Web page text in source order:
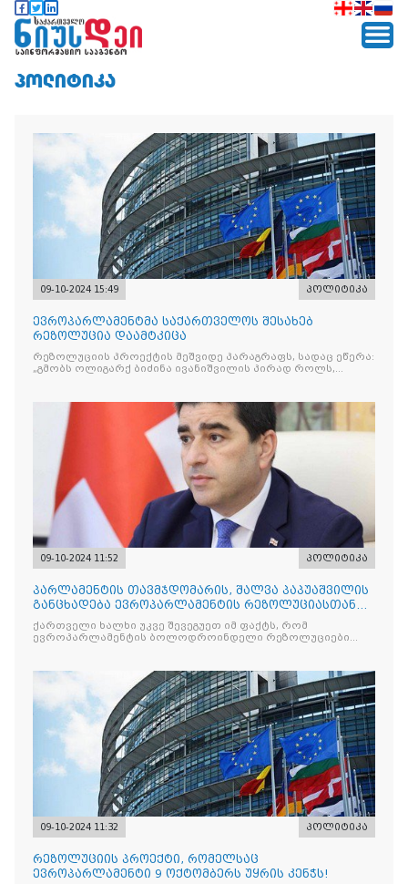
ᲞᲝᲚᲘᲢᲘᲙᲐ
09-10-2024 15:49 პოლიტიკა
ევროპარლამენტმა საქართველოს შესახებ
რეზოლუცია დაამტკიცა
რეზოლუციის პროექტის მეშვიდე პარაგრაფს, სადაც ეწერა:
„გმობს ოლიგარქ ბიძინა ივანიშვილის პირად როლს,
09-10-2024 11:52 პოლიტიკა
პარლამენტის თავმჯდომარის, შალვა პაპუაშვილის
განცხადება ევროპარლამენტის რეზოლუციასთან
დაკავშირებით
ქართველი ხალხი უკვე შევეგუეთ იმ ფაქტს, რომ
ევროპარლამენტის ბოლოდროინდელი რეზოლუციები
09-10-2024 11:32 პოლიტიკა
რეზოლუციის პროექტი, რომელსაც
ევროპარლამენტი 9 ოქტომბერს უყრის კენჭს!